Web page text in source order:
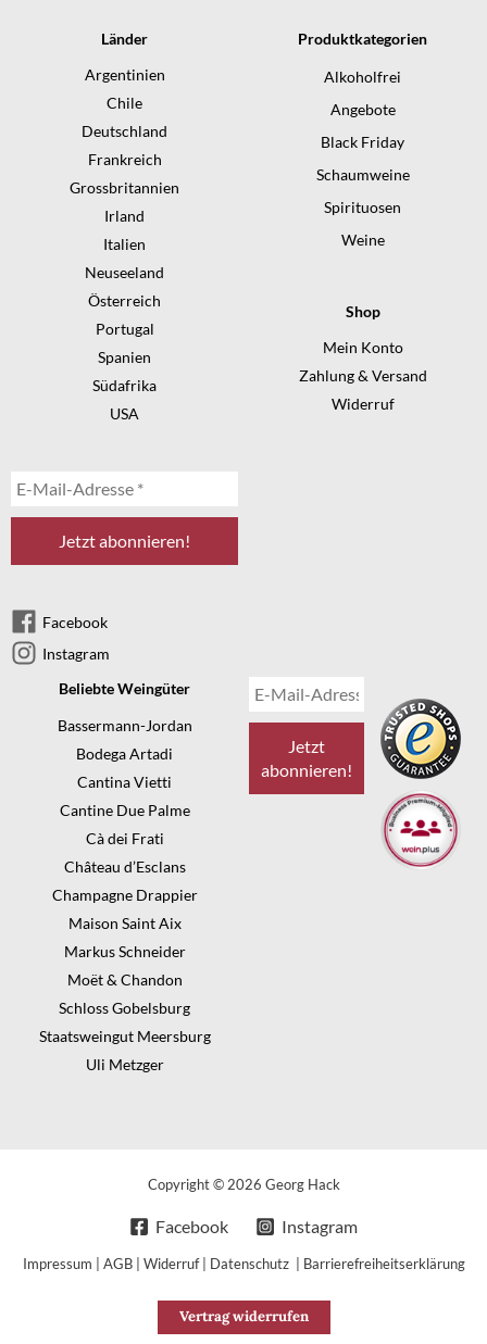
Länder
Argentinien
Chile
Deutschland
Frankreich
Grossbritannien
Irland
Italien
Neuseeland
Österreich
Portugal
Spanien
Südafrika
USA
Facebook
Instagram
Produktkategorien
Alkoholfrei
Angebote
Black Friday
Schaumweine
Spirituosen
Weine
Shop
Mein Konto
Zahlung & Versand
Widerruf
Beliebte Weingüter
Bassermann-Jordan
Bodega Artadi
Cantina Vietti
Cantine Due Palme
Cà dei Frati
Château d’Esclans
Champagne Drappier
Maison Saint Aix
Markus Schneider
Moët & Chandon
Schloss Gobelsburg
Staatsweingut Meersburg
Uli Metzger
Copyright © 2026 Georg Hack
Facebook Instagram
Impressum AGB| Widerruf| Datenschutz Barrierefreiheitserklärung
Vertrag widerrufen